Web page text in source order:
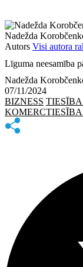
Nadežda
Autors Visi autora
Līguma neesamība
Nadežda
07/11/2024
BIZNESS